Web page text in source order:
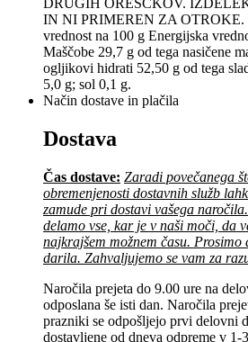
IN NI PRIMEREN ZA OTROKE.
vrednost na 100 g Energijska
Maščobe 29,7 g od tega nasičene
ogljikovi hidrati 52,50 g od tega
5,0 g; sol 0,1 g.
Način dostave in plačila
Dostava
Čas dostave: Zaradi povečanega
obremenjenosti dostavnih služb
zamude pri dostavi vašega
delamo vse, kar je v naši moči, da
najkrajšem možnem času.
darila. Zahvaljujemo se vam za
Naročila prejeta do 9.00 ure na
odposlana še isti dan. Naročila
prazniki se odpošljejo prvi delovni
dostavljene od dneva odpreme v 1-